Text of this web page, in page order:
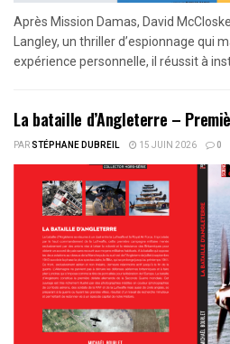
Après Mission Damas, David
Langley, un thriller d’espionnage qui
expérience personnelle, il réussit à
La bataille d’Angleterre –
PARSTÉPHANE DUBREIL 15 JUIN 2026 0